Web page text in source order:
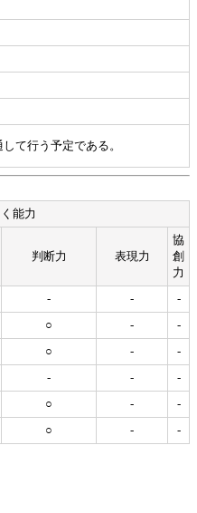
て行う予定である。
能力
判断力 表現力
協
創
力
- -
-
○ -
-
○ -
-
- -
-
○ -
-
○ - -